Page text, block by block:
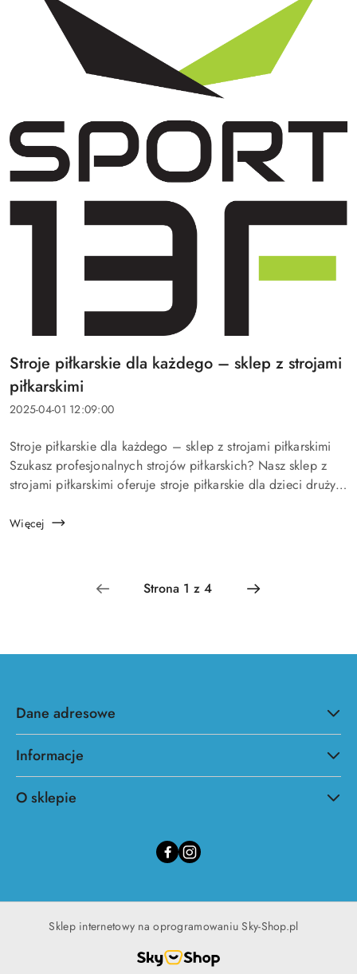
Tytuł
artykułu:
Stroje piłkarskie dla każdego – sklep z strojami
piłkarskimi
Data
2025-04-01 12:09:00
Treść
artykułu:
Stroje piłkarskie dla każdego – sklep z strojami piłkarskimi
Szukasz profesjonalnych strojów piłkarskich? Nasz sklep z
strojami piłkarskimi oferuje stroje piłkarskie dla dzieci drużyn
Więcej
Dane adresowe
Informacje
O sklepie
Sklep internetowy na oprogramowaniu Sky-Shop.pl